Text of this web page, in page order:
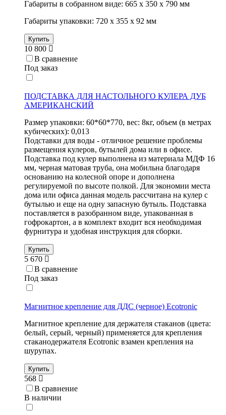
Габариты в собранном виде: 665 х 350 х 790 мм
Габариты упаковки: 720 х 355 х 92 мм
Купить
10 800
В сравнение
Под заказ
ПОДСТАВКА ДЛЯ НАСТОЛЬНОГО КУЛЕРА ДУБ
АМЕРИКАНСКИЙ
Размер упаковки: 60*60*770, вес: 8кг, объем (в метрах
кубических): 0,013
Подставки для воды - отличное решение проблемы
размещения кулеров, бутылей дома или в офисе.
Подставка под кулер выполнена из материала МДФ 16
мм, черная матовая труба, она мобильна благодаря
основанию на колесной опоре и дополнена
регулируемой по высоте полкой. Для экономии места
дома или офиса данная модель рассчитана на кулер с
бутылью и еще на одну запасную бутыль. Подставка
поставляется в разобранном виде, упакованная в
гофрокартон, а в комплект входит вся необходимая
фурнитура и удобная инструкция для сборки.
Купить
5 670
В сравнение
Под заказ
Магнитное крепление для ДДС (черное) Ecotronic
Магнитное крепление для держателя стаканов (цвета:
белый, серый, черный) применяется для крепления
стаканодержателя Ecotronic взамен крепления на
шурупах.
Купить
568
В сравнение
В наличии